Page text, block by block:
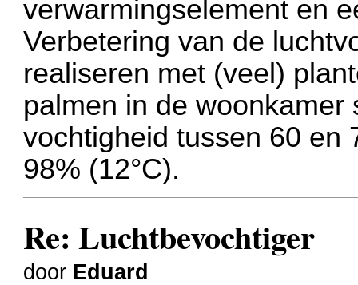
verwarmingselement en
Verbetering van de
realiseren met (veel)
palmen in de
vochtigheid tussen 60 en
98% (12°C).
Re: Luchtbevochtiger
door Eduard